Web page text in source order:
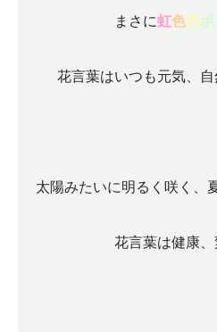
まさに虹色のポ
花言葉はいつも元気、
太陽みたいに明るく咲く、
花言葉は健康